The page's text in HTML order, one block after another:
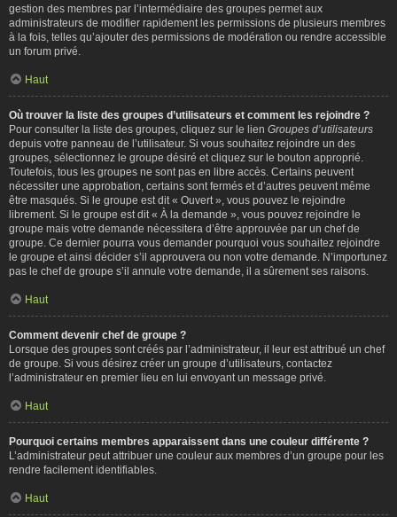
gestion des membres par l’intermédiaire des groupes permet aux
administrateurs de modifier rapidement les permissions de plusieurs membres
à la fois, telles qu’ajouter des permissions de modération ou rendre accessible
un forum privé.
Haut
Où trouver la liste des groupes d’utilisateurs et comment les rejoindre ?
Pour consulter la liste des groupes, cliquez sur le lien Groupes d’utilisateurs
depuis votre panneau de l’utilisateur. Si vous souhaitez rejoindre un des
groupes, sélectionnez le groupe désiré et cliquez sur le bouton approprié.
Toutefois, tous les groupes ne sont pas en libre accès. Certains peuvent
nécessiter une approbation, certains sont fermés et d’autres peuvent même
être masqués. Si le groupe est dit « Ouvert », vous pouvez le rejoindre
librement. Si le groupe est dit « À la demande », vous pouvez rejoindre le
groupe mais votre demande nécessitera d’être approuvée par un chef de
groupe. Ce dernier pourra vous demander pourquoi vous souhaitez rejoindre
le groupe et ainsi décider s’il approuvera ou non votre demande. N’importunez
pas le chef de groupe s’il annule votre demande, il a sûrement ses raisons.
Haut
Comment devenir chef de groupe ?
Lorsque des groupes sont créés par l’administrateur, il leur est attribué un chef
de groupe. Si vous désirez créer un groupe d’utilisateurs, contactez
l’administrateur en premier lieu en lui envoyant un message privé.
Haut
Pourquoi certains membres apparaissent dans une couleur différente ?
L’administrateur peut attribuer une couleur aux membres d’un groupe pour les
rendre facilement identifiables.
Haut